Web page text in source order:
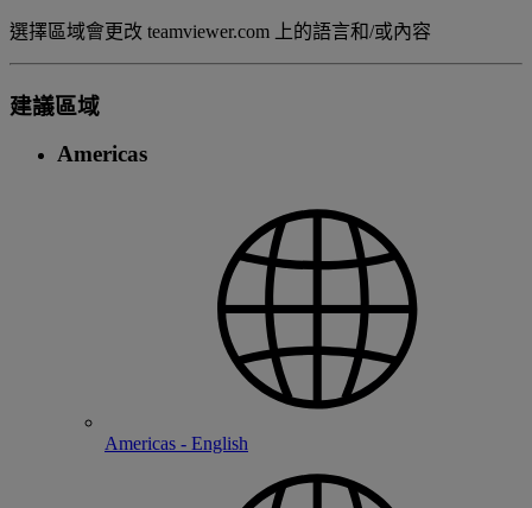
選擇區域會更改 teamviewer.com 上的語言和/或內容
建議區域
Americas
Americas - English